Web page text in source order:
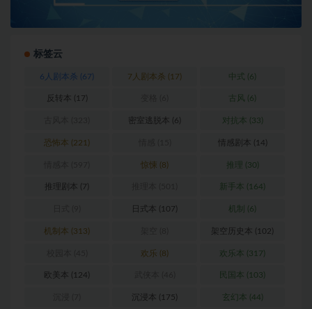
标签云
6人剧本杀 (67) 7人剧本杀 (17) 中式 (6)
反转本 (17) 古风 (6)
密室逃脱本 (6) 对抗本 (33)
恐怖本 (221) 情感剧本 (14)
惊悚 (8) 推理 (30)
推理剧本 (7) 新手本 (164)
日式本 (107) 机制 (6)
机制本 (313) 架空历史本 (102)
欢乐 (8) 欢乐本 (317)
欧美本 (124) 民国本 (103)
沉浸本 (175) 玄幻本 (44)